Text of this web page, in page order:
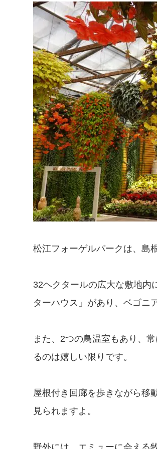
松江フォーゲルパークは、島
32ヘクタールの広大な敷地内
ターハウス」があり、ベゴニ
また、2つの鳥温室もあり、
るのは嬉しい限りです。
屋根付き回廊を歩きながら移
見られますよ。